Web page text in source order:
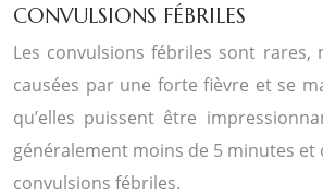
CONVULSIONS FÉBRILES
Les convulsions fébriles sont rares,
causées par une forte fièvre et se
qu’elles puissent être
généralement moins de 5 minutes et
convulsions fébriles.